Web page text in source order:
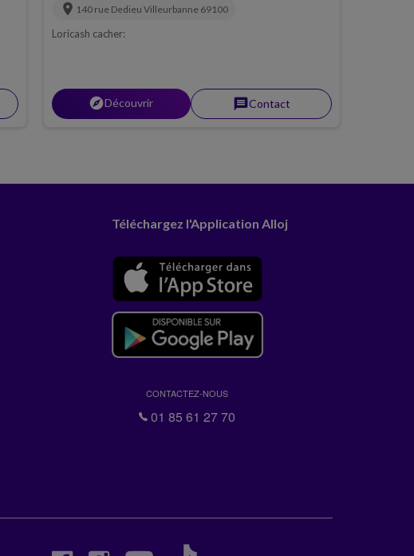
location_on 140 rue Dedieu Villeurbanne 69100
Loricash cacher:
explorerDécouvrir messageContact
Téléchargez l'Application Alloj
CONTACTEZ-NOUS
01 85 61 27 70